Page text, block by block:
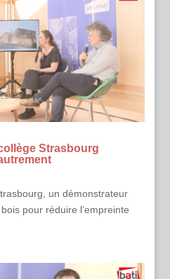
Strasbourg
un démonstrateur
pour réduire l’empreinte